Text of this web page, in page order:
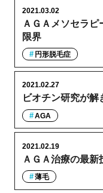
ＡＧＡメソセラ
限界
2021.03.02
円形脱毛症
ビオチン研究が
2021.02.27
AGA
ＡＧＡ治療の最
2021.02.19
薄毛